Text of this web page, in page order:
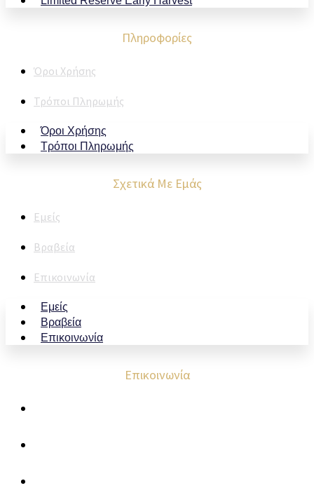
Πληροφορίες
Όροι Χρήσης
Τρόποι Πληρωμής
Όροι Χρήσης
Τρόποι Πληρωμής
Σχετικά Με Εμάς
Εμείς
Βραβεία
Επικοινωνία
Εμείς
Βραβεία
Επικοινωνία
Επικοινωνία